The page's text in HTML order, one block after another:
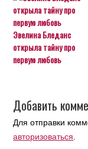
Эвелина Бледанс
открыла тайну про
первую любовь
Добавить
Для отправки
авторизоваться